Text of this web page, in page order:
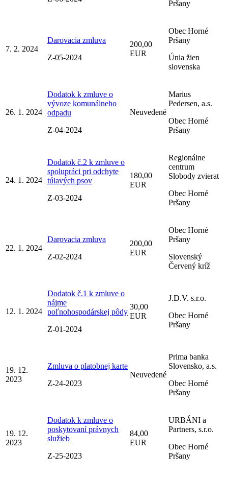
Pršany
7. 2. 2024
Darovacia zmluva
Z-05-2024
200,00
EUR
Obec Horné
Pršany
Únia žien
slovenska
26. 1. 2024
Dodatok k zmluve o
vývoze komunálneho
odpadu
Z-04-2024
Neuvedené
Marius
Pedersen, a.s.
Obec Horné
Pršany
24. 1. 2024
Dodatok č.2 k zmluve o
spolupráci pri odchyte
túlavých psov
Z-03-2024
180,00
EUR
Regionálne
centrum
Slobody zvierat
Obec Horné
Pršany
22. 1. 2024
Darovacia zmluva
Z-02-2024
200,00
EUR
Obec Horné
Pršany
Slovenský
Červený kríž
12. 1. 2024
Dodatok č.1 k zmluve o
nájme
poľnohospodárskej pôdy
Z-01-2024
30,00
EUR
J.D.V. s.r.o.
Obec Horné
Pršany
19. 12.
2023
Zmluva o platobnej karte
Z-24-2023
Neuvedené
Prima banka
Slovensko, a.s.
Obec Horné
Pršany
19. 12.
2023
Dodatok k zmluve o
poskytovaní právnych
služieb
Z-25-2023
84,00
EUR
URBÁNI a
Partners, s.r.o.
Obec Horné
Pršany